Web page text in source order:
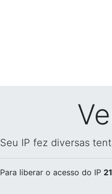
Seu IP fez diversas
Para liberar o acesso do IP